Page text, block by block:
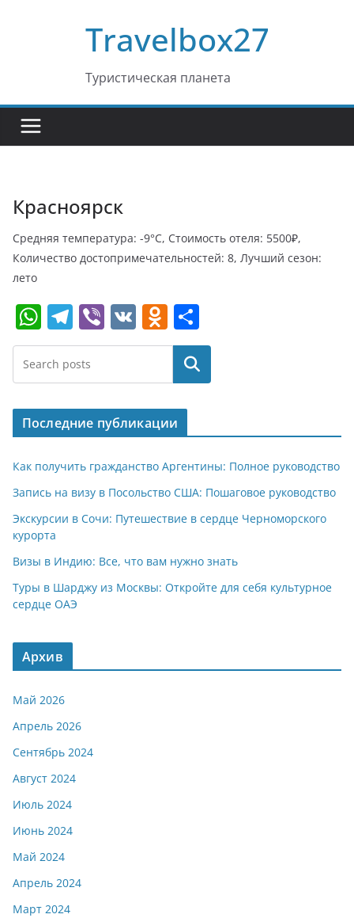
Travelbox27
Туристическая планета
Красноярск
Средняя температура: -9°C, Стоимость отеля: 5500₽,
Количество достопримечательностей: 8, Лучший сезон:
лето
W
h
at
s
A
p
p
T
el
e
gr
a
m
Vi
b
V
K
O
d
o
kl
a
ss
ni
ki
т
п
р
в
и
т
ь
Поиск
Последние публикации
Как получить гражданство Аргентины: Полное руководство
Запись на визу в Посольство США: Пошаговое руководство
Экскурсии в Сочи: Путешествие в сердце Черноморского
курорта
Визы в Индию: Все, что вам нужно знать
Туры в Шарджу из Москвы: Откройте для себя культурное
сердце ОАЭ
Архив
Май 2026
Апрель 2026
Сентябрь 2024
Август 2024
Июль 2024
Июнь 2024
Май 2024
Апрель 2024
Март 2024